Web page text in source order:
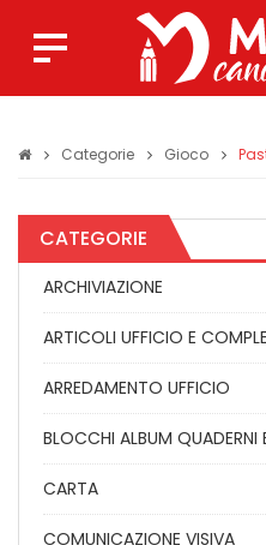
Categorie Gioco
CATEGORIE
ARCHIVIAZIONE
ARTICOLI UFFICIO E
ARREDAMENTO UFFICIO
BLOCCHI ALBUM QUADERNI
CARTA
COMUNICAZIONE VISIVA